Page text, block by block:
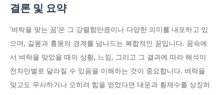
결론 및 요약
'벼락을 맞는 꿈'은 그 강렬함만큼이나 다양한 의미를 내포하고 있
으며, 길몽과 흉몽의 경계를 넘나드는 복합적인 꿈입니다. 꿈속에
서 벼락을 맞았을 때의 상황, 느낌, 그리고 그 결과에 따라 해석이
천차만별로 달라질 수 있음을 이해하는 것이 중요합니다. 벼락을
맞고도 무사하거나 오히려 힘을 얻었다면 대운과 횡재수를 상징하